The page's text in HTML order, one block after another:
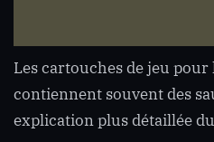
Les cartouches de jeu
contiennent souvent des
explication plus détaillée